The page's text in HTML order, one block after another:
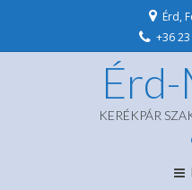
Érd,
+36
Érd-
KERÉKPÁR